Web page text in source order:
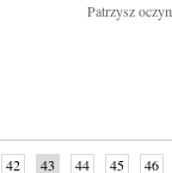
Patrzysz
42 43 44 45 46